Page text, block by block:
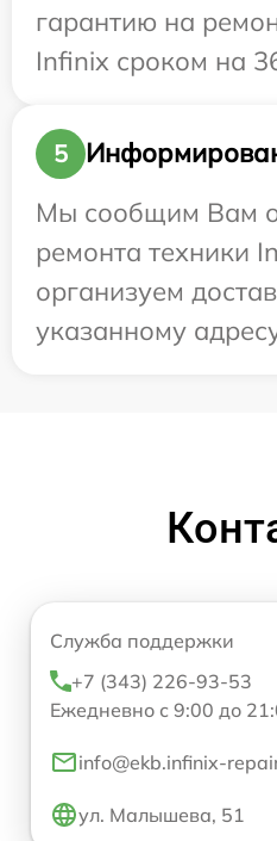
гарантию на
Infinix сроком на
5
Мы сообщим Вам
ремонта техники
организуем
указанному
Служба поддержки
+7 (343) 226-93-53
Ежедневно с 9:00 до
info@ekb.infinix-
ул. Малышева, 51